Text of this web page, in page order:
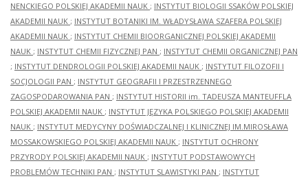
NENCKIEGO POLSKIEJ AKADEMII NAUK ; INSTYTUT BIOLOGII SSAKÓW POLSKIEJ
AKADEMII NAUK ; INSTYTUT BOTANIKI IM. WŁADYSŁAWA SZAFERA POLSKIEJ
AKADEMII NAUK ; INSTYTUT CHEMII BIOORGANICZNEJ POLSKIEJ AKADEMII
NAUK ; INSTYTUT CHEMII FIZYCZNEJ PAN ; INSTYTUT CHEMII ORGANICZNEJ PAN
; INSTYTUT DENDROLOGII POLSKIEJ AKADEMII NAUK ; INSTYTUT FILOZOFII I
SOCJOLOGII PAN ; INSTYTUT GEOGRAFII I PRZESTRZENNEGO
ZAGOSPODAROWANIA PAN ; INSTYTUT HISTORII im. TADEUSZA MANTEUFFLA
POLSKIEJ AKADEMII NAUK ; INSTYTUT JĘZYKA POLSKIEGO POLSKIEJ AKADEMII
NAUK ; INSTYTUT MEDYCYNY DOŚWIADCZALNEJ I KLINICZNEJ IM.MIROSŁAWA
MOSSAKOWSKIEGO POLSKIEJ AKADEMII NAUK ; INSTYTUT OCHRONY
PRZYRODY POLSKIEJ AKADEMII NAUK ; INSTYTUT PODSTAWOWYCH
PROBLEMÓW TECHNIKI PAN ; INSTYTUT SLAWISTYKI PAN ; INSTYTUT